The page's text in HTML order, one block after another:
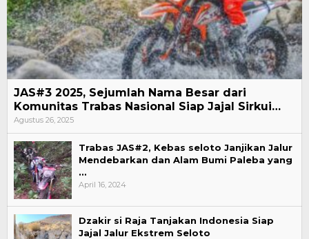
JAS#3 2025, Sejumlah Nama Besar dari
Komunitas Trabas Nasional Siap Jajal Sirkui…
Agustus 26, 2025
Trabas JAS#2, Kebas seloto Janjikan Jalur
Mendebarkan dan Alam Bumi Paleba yang
…
April 16, 2024
Dzakir si Raja Tanjakan Indonesia Siap
Jajal Jalur Ekstrem Seloto